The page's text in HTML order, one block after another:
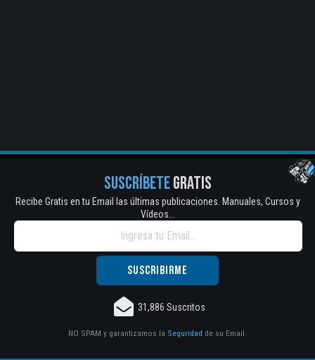
SUSCRÍBETEGRATIS
Recibe Gratis en tu Email las últimas publicaciones. Manuales, Cursos y
Vídeos...
31,886 Suscritos
NO SPAM y garantizamos la Seguridad de su Email.
El Título es incorrecto según el contenido.
Texto o Imagen de portada son erróneos.
No carga o no se visualiza el contenido.
Reportar otro tipo de error...